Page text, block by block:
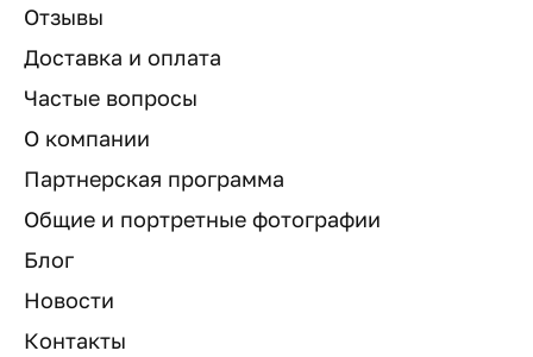
Отзывы
Доставка и оплата
Частые вопросы
О компании
Партнерская программа
Общие и портретные фотографии
Блог
Новости
Контакты